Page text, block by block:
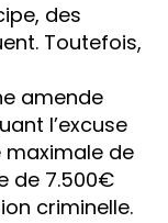
des
Toutefois,
amende
l’excuse
maximale de
de 7.500€
criminelle.